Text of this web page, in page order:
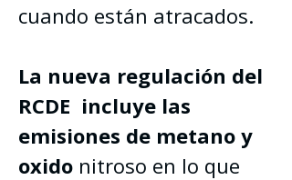
cuando están atracados.
La nueva regulación del
RCDE  incluye las
emisiones de metano y
oxido nitroso en lo que